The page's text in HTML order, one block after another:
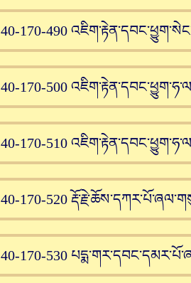
40-170-490
40-170-500
40-170-510
40-170-520
40-170-530